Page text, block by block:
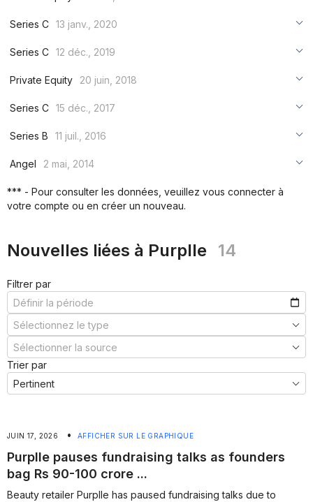
***
Series C 13 janv., 2020
***
Series C 12 déc., 2019
***
Private Equity
20 juin, 2018
***
Series C 15 déc., 2017
***
Series B
11 juil., 2016
***
Angel
2 mai, 2014
*** - Pour consulter les données, veuillez vous connecter à
votre compte ou en créer un nouveau.
Nouvelles liées à Purplle 14
Filtrer par
Trier par
JUIN 17, 2026 • AFFICHER SUR LE GRAPHIQUE
Purplle pauses fundraising talks as founders
bag Rs 90-100 crore ...
Beauty retailer Purplle has paused fundraising talks due to